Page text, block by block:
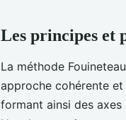
Les principes et
La méthode
approche cohérente
formant ainsi des